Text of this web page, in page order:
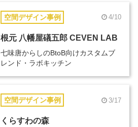
空間デザイン事例 4/10
根元 八幡屋礒五郎 CEVEN LAB
七味唐からしのBtoB向けカスタムブ
レンド・ラボキッチン
空間デザイン事例 3/17
くらすわの森